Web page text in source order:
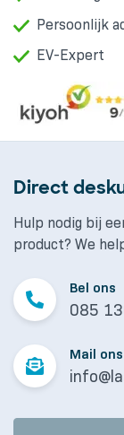
Persoonlijk
EV-Expert
Direct
Hulp nodig bij
product? We
Bel ons
085
Mail ons